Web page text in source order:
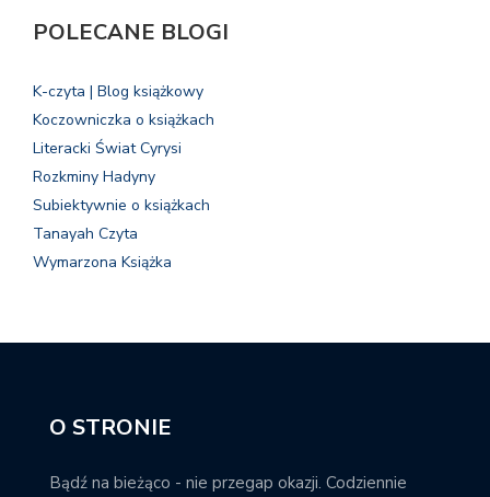
POLECANE BLOGI
K-czyta | Blog książkowy
Koczowniczka o książkach
Literacki Świat Cyrysi
Rozkminy Hadyny
Subiektywnie o książkach
Tanayah Czyta
Wymarzona Książka
O STRONIE
Bądź na bieżąco - nie przegap okazji. Codziennie